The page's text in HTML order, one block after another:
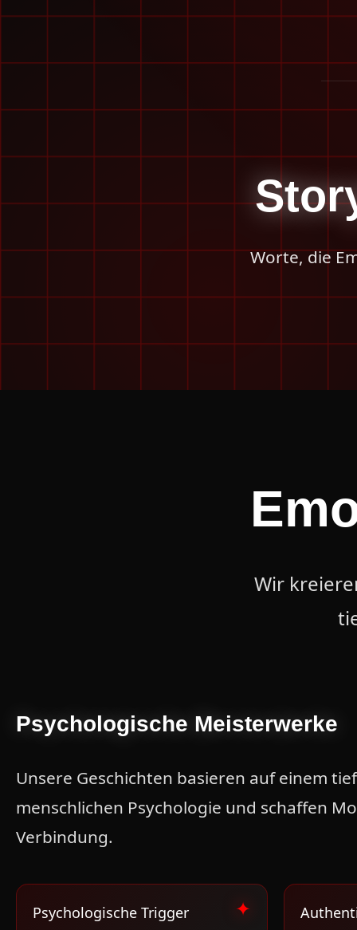
Worte, die
Wir
Psychologische Meisterwerke
Unsere Geschichten basieren auf einem
menschlichen Psychologie und schaffen
Verbindung.
Psychologische Trigger